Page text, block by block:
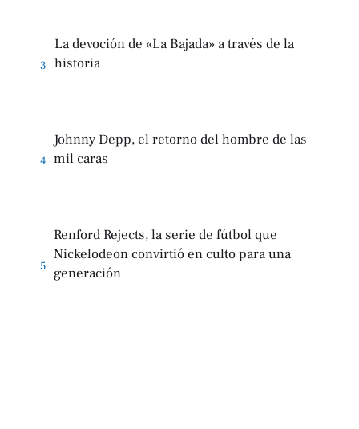
3
La devoción de «La Bajada» a través de la
historia
4
Johnny Depp, el retorno del hombre de las
mil caras
5
Renford Rejects, la serie de fútbol que
Nickelodeon convirtió en culto para una
generación